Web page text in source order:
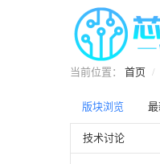
当前位置： 首页
版块浏览
技术讨论